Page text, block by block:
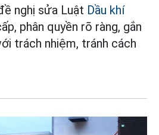
nghị sửa Luật Dầu khí
phân quyền rõ ràng, gắn
trách nhiệm, tránh cách